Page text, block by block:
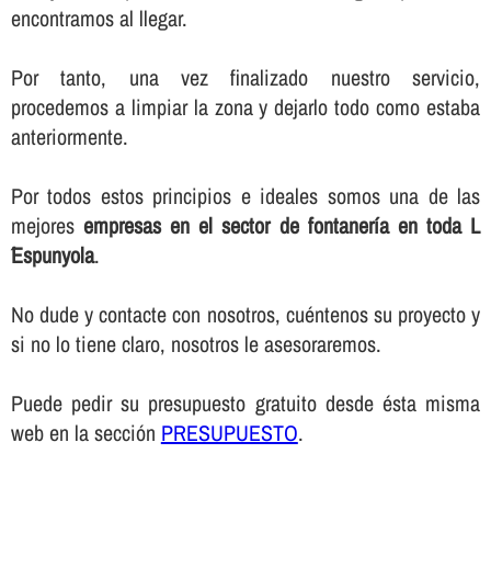
encontramos al llegar.
Por tanto, una vez finalizado nuestro servicio,
procedemos a limpiar la zona y dejarlo todo como estaba
anteriormente.
Por todos estos principios e ideales somos una de las
mejores empresas en el sector de fontanerí­a en toda L
´Espunyola.
No dude y contacte con nosotros, cuéntenos su proyecto y
si no lo tiene claro, nosotros le asesoraremos.
Puede pedir su presupuesto gratuito desde ésta misma
web en la sección PRESUPUESTO.